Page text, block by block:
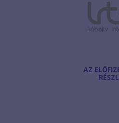
AZ